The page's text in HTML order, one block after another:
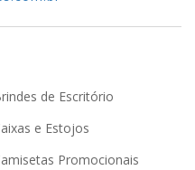
de Escritório
e Estojos
Promocionais